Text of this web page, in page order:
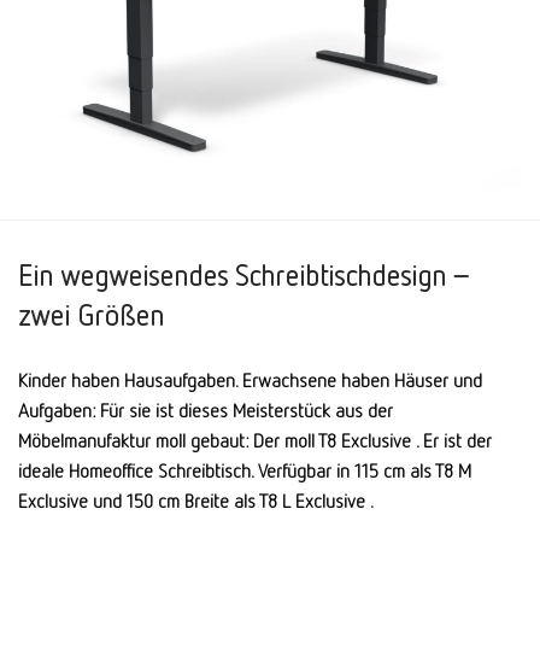
Ein wegweisendes Schreibtischdesign –
zwei Größen
Kinder haben Hausaufgaben. Erwachsene haben Häuser und
Aufgaben: Für sie ist dieses Meisterstück aus der
Möbelmanufaktur moll gebaut: Der moll T8 Exclusive . Er ist der
ideale Homeoffice Schreibtisch. Verfügbar in 115 cm als T8 M
Exclusive und 150 cm Breite als T8 L Exclusive .